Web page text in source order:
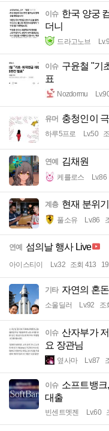
이슈 한국 양궁
더니
드라고노브
이슈 구윤철 "기
표
Nozdormu
유머 충청인이
하루5프로 Lv.50
연예 김채원
케를로스 Lv.86
계층 현재 분위
풀소유 Lv.86
연예 섬의날 행사 Live
아이스티이 Lv.32 조회 413
기타 자연의 혼
소울딜러 Lv.92 조
이슈 산자부가
요 장관님
옆사마 Lv.87
이슈 소프트뱅크
대출
빈센트멧젠 Lv.60